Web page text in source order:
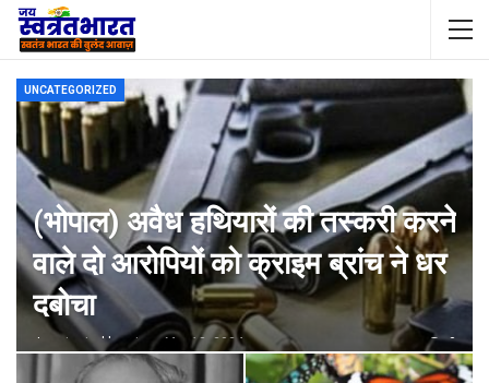
UNCATEGORIZED
(भोपाल) अवैध हथियारों की तस्करी करने
वाले दो आरोपियों को क्राइम ब्रांच ने धर
दबोचा
Jswatantrabharat@gmail.com Mar 18, 2024 0